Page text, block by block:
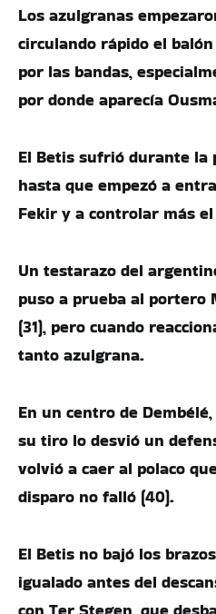
Los azulgranas
circulando rápido el
por las bandas,
por donde aparecía
El Betis sufrió durante la
hasta que empezó a
Fekir y a controlar más
Un testarazo del
puso a prueba al portero
(31), pero cuando
tanto azulgrana.
En un centro de
su tiro lo desvió un
volvió a caer al polaco
disparo no falló (40).
El Betis no bajó los
igualado antes del